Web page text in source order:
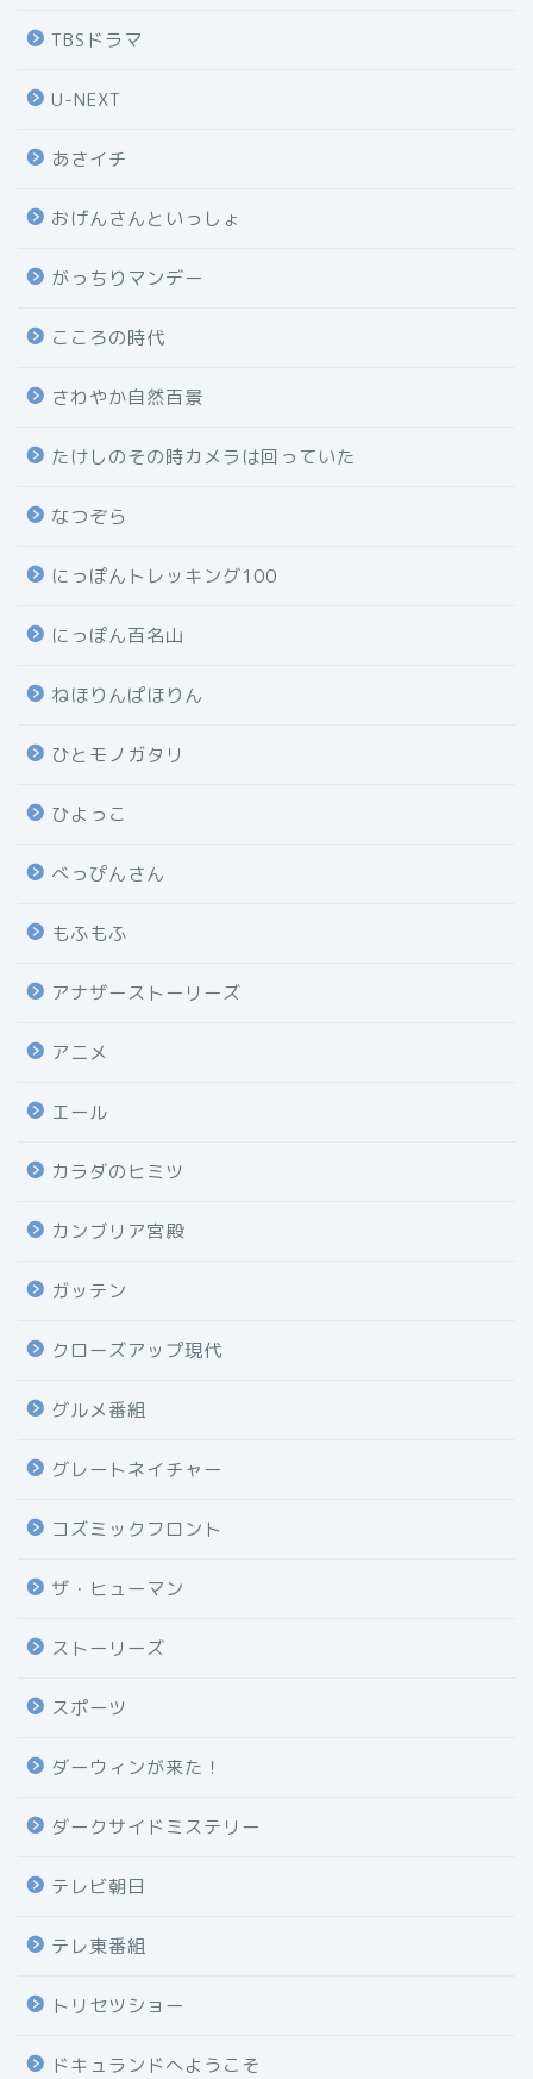
TBSドラマ
U-NEXT
あさイチ
おげんさんといっしょ
がっちりマンデー
こころの時代
さわやか自然百景
たけしのその時カメラは回っていた
なつぞら
にっぽんトレッキング100
にっぽん百名山
ねほりんぱほりん
ひとモノガタリ
ひよっこ
べっぴんさん
もふもふ
アナザーストーリーズ
アニメ
エール
カラダのヒミツ
カンブリア宮殿
ガッテン
クローズアップ現代
グルメ番組
グレートネイチャー
コズミックフロント
ザ・ヒューマン
ストーリーズ
スポーツ
ダーウィンが来た！
ダークサイドミステリー
テレビ朝日
テレ東番組
トリセツショー
ドキュランドへようこそ